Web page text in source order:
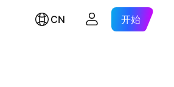
CN 开始